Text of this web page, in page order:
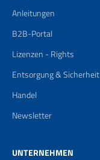
Anleitungen
B2B-Portal
Lizenzen - Rights
Entsorgung & Sicherheit
Handel
Newsletter
UNTERNEHMEN